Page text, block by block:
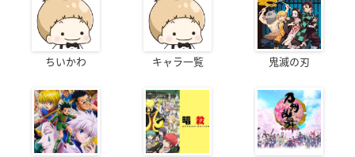
ちいかわ キャラ一覧 鬼滅の刃